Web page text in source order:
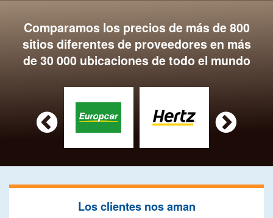
Comparamos los precios de más de 800
sitios diferentes de proveedores en más
de 30 000 ubicaciones de todo el mundo
 
Los clientes nos aman